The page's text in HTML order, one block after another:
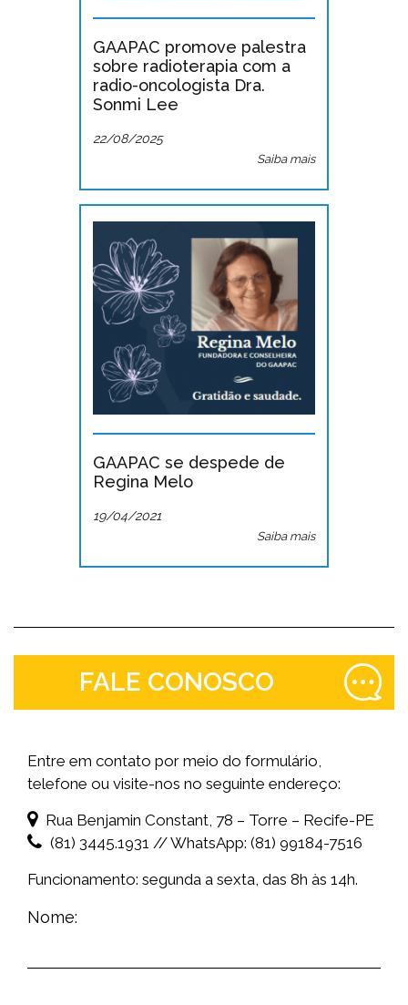
GAAPAC promove palestra
sobre radioterapia com a
radio-oncologista Dra.
Sonmi Lee
22/08/2025
Saiba mais
GAAPAC se despede de
Regina Melo
19/04/2021
Saiba mais
FALE CONOSCO
Entre em contato por meio do formulário,
telefone ou visite-nos no seguinte endereço:
Rua Benjamin Constant, 78 – Torre – Recife-PE
(81) 3445.1931 // WhatsApp: (81) 99184-7516
Funcionamento: segunda a sexta, das 8h às 14h.
Nome: